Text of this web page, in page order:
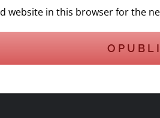
website in this browser for the